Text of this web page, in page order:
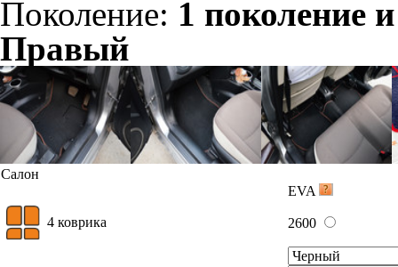
Поколение: 1 поколение
Правый
Салон
EVA
4 коврика 2600